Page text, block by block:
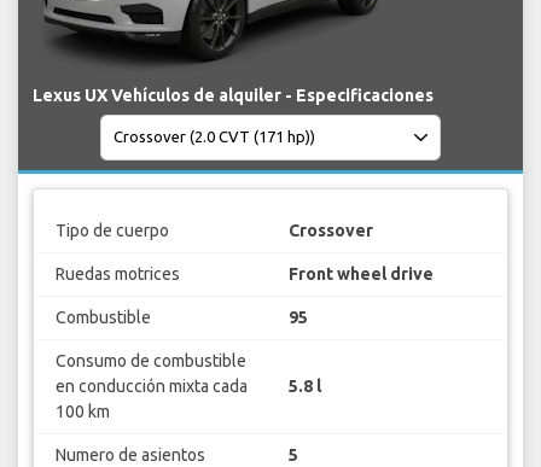
Lexus UX Vehículos de alquiler - Especificaciones
Tipo de cuerpo Crossover
Ruedas motrices Front wheel drive
Combustible 95
Consumo de combustible
en conducción mixta cada
100 km
5.8 l
Numero de asientos 5